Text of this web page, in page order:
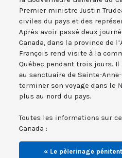
Premier ministre Justin
civiles du pays et des
Après avoir passé deux
Canada, dans la province de
François rend visite à la
Québec pendant trois jours.
au sanctuaire de Sainte-
terminer son voyage dans le
plus au nord du pays.
Toutes les informations sur
Canada :
« Le pèlerinage